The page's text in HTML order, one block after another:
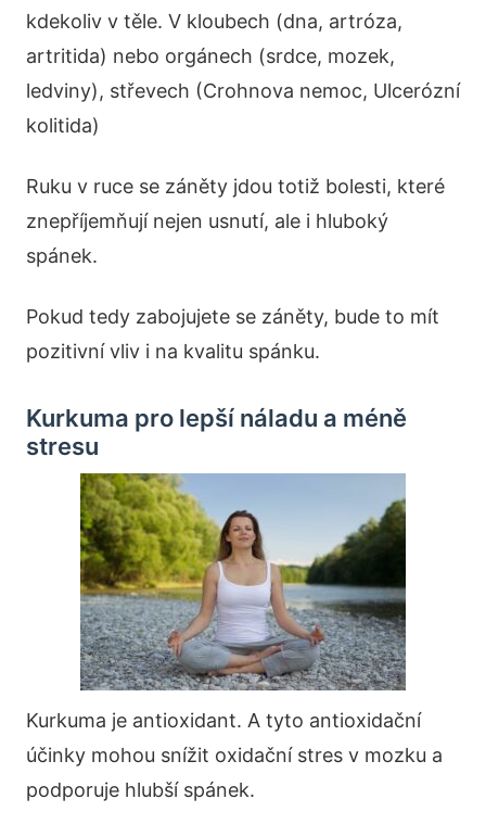
kdekoliv v těle. V kloubech (dna, artróza,
artritida) nebo orgánech (srdce, mozek,
ledviny), střevech (Crohnova nemoc, Ulcerózní
kolitida)
Ruku v ruce se záněty jdou totiž bolesti, které
znepříjemňují nejen usnutí, ale i hluboký
spánek.
Pokud tedy zabojujete se záněty, bude to mít
pozitivní vliv i na kvalitu spánku.
Kurkuma pro lepší náladu a méně
stresu
Kurkuma je antioxidant. A tyto antioxidační
účinky mohou snížit oxidační stres v mozku a
podporuje hlubší spánek.